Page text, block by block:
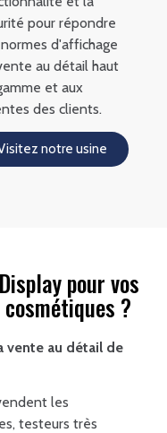
pour répondre
d'affichage
au détail haut
et aux
des clients.
notre usine
pour vos
?
vente au détail de
les
testeurs très